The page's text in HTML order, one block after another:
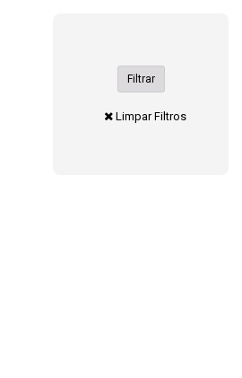
Filtrar
Limpar Filtros